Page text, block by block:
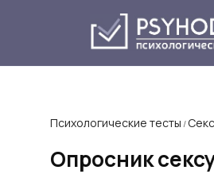
Психологические тесты /
Опросник